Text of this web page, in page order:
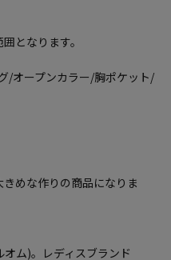
となります。
/オープンカラー/胸ポケット/
めな作りの商品になりま
ム)。レディスブランド